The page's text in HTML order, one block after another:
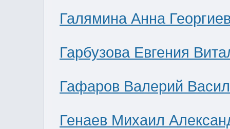
Галямина Анна
Гарбузова Евгения
Гафаров Валерий
Генаев Михаил